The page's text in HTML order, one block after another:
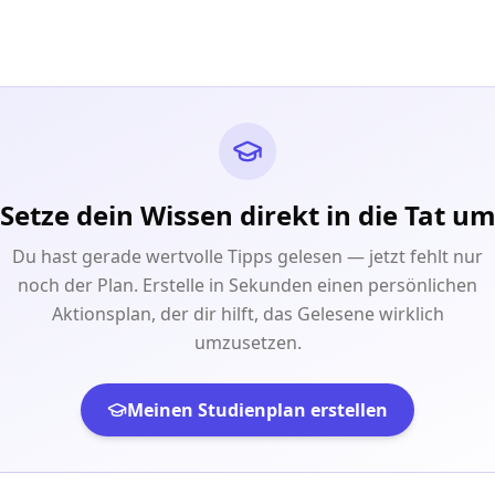
Setze dein Wissen direkt in die Tat um
Du hast gerade wertvolle Tipps gelesen — jetzt fehlt nur
noch der Plan. Erstelle in Sekunden einen persönlichen
Aktionsplan, der dir hilft, das Gelesene wirklich
umzusetzen.
Meinen Studienplan erstellen